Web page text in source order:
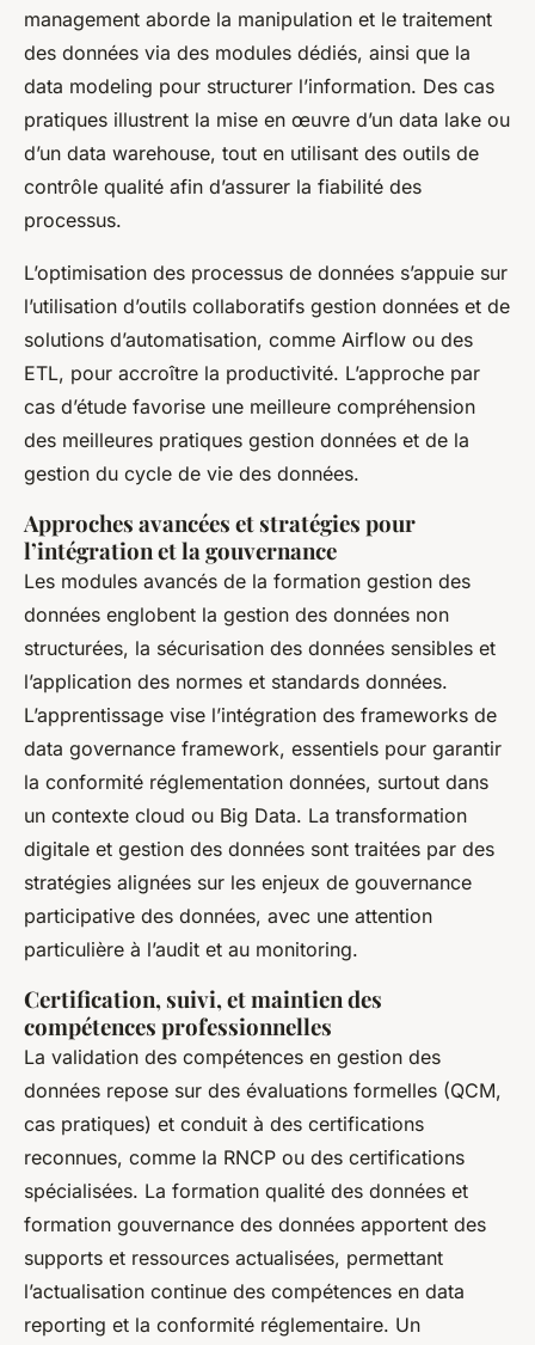
management aborde la manipulation et le traitement
des données via des modules dédiés, ainsi que la
data modeling pour structurer l’information. Des cas
pratiques illustrent la mise en œuvre d’un data lake ou
d’un data warehouse, tout en utilisant des outils de
contrôle qualité afin d’assurer la fiabilité des
processus.
L’optimisation des processus de données s’appuie sur
l’utilisation d’outils collaboratifs gestion données et de
solutions d’automatisation, comme Airflow ou des
ETL, pour accroître la productivité. L’approche par
cas d’étude favorise une meilleure compréhension
des meilleures pratiques gestion données et de la
gestion du cycle de vie des données.
Approches avancées et stratégies pour
l’intégration et la gouvernance
Les modules avancés de la formation gestion des
données englobent la gestion des données non
structurées, la sécurisation des données sensibles et
l’application des normes et standards données.
L’apprentissage vise l’intégration des frameworks de
data governance framework, essentiels pour garantir
la conformité réglementation données, surtout dans
un contexte cloud ou Big Data. La transformation
digitale et gestion des données sont traitées par des
stratégies alignées sur les enjeux de gouvernance
participative des données, avec une attention
particulière à l’audit et au monitoring.
Certification, suivi, et maintien des
compétences professionnelles
La validation des compétences en gestion des
données repose sur des évaluations formelles (QCM,
cas pratiques) et conduit à des certifications
reconnues, comme la RNCP ou des certifications
spécialisées. La formation qualité des données et
formation gouvernance des données apportent des
supports et ressources actualisées, permettant
l’actualisation continue des compétences en data
reporting et la conformité réglementaire. Un